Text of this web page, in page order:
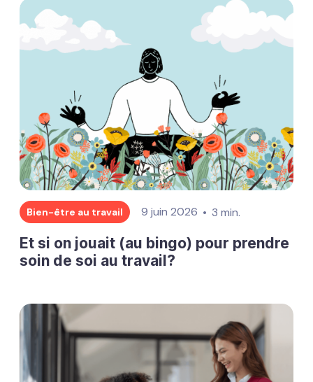
Bien-être au travail 9 juin 2026 3 min.
Et si on jouait (au bingo) pour prendre
soin de soi au travail?